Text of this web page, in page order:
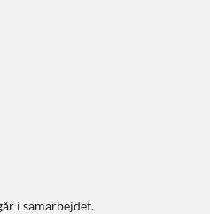
i samarbejdet.